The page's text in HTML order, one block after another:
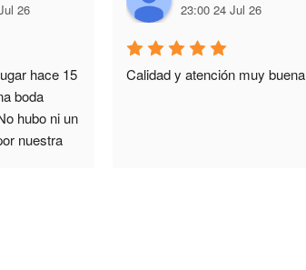
26
hace 15
boda
hubo ni un
nuestra
23:00 24 Jul 26
Calidad y atención muy buena